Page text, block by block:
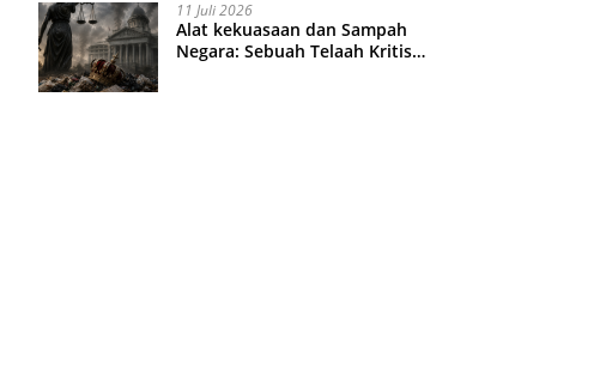
11 Juli 2026
Alat kekuasaan dan Sampah
Negara: Sebuah Telaah Kritis